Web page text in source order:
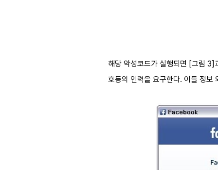
해당 악성코드가 실행되면 [그림 3]
호등의 인력을 요구한다. 이들 정보